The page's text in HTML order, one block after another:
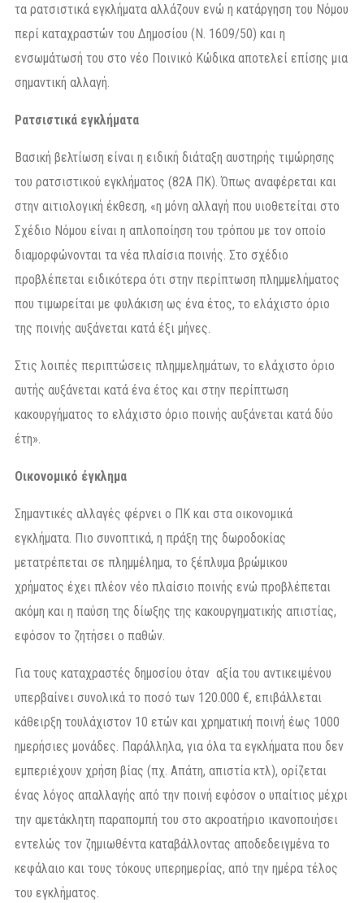
τα ρατσιστικά εγκλήματα αλλάζουν ενώ η κατάργηση του Νόμου
περί καταχραστών του Δημοσίου (Ν. 1609/50) και η
ενσωμάτωσή του στο νέο Ποινικό Κώδικα αποτελεί επίσης μια
σημαντική αλλαγή.
Ρατσιστικά εγκλήματα
Βασική βελτίωση είναι η ειδική διάταξη αυστηρής τιμώρησης
του ρατσιστικού εγκλήματος (82Α ΠΚ). Όπως αναφέρεται και
στην αιτιολογική έκθεση, «η μόνη αλλαγή που υιοθετείται στο
Σχέδιο Νόμου είναι η απλοποίηση του τρόπου με τον οποίο
διαμορφώνονται τα νέα πλαίσια ποινής. Στο σχέδιο
προβλέπεται ειδικότερα ότι στην περίπτωση πλημμελήματος
που τιμωρείται με φυλάκιση ως ένα έτος, το ελάχιστο όριο
της ποινής αυξάνεται κατά έξι μήνες.
Στις λοιπές περιπτώσεις πλημμελημάτων, το ελάχιστο όριο
αυτής αυξάνεται κατά ένα έτος και στην περίπτωση
κακουργήματος το ελάχιστο όριο ποινής αυξάνεται κατά δύο
έτη».
Οικονομικό έγκλημα
Σημαντικές αλλαγές φέρνει ο ΠΚ και στα οικονομικά
εγκλήματα. Πιο συνοπτικά, η πράξη της δωροδοκίας
μετατρέπεται σε πλημμέλημα, το ξέπλυμα βρώμικου
χρήματος έχει πλέον νέο πλαίσιο ποινής ενώ προβλέπεται
ακόμη και η παύση της δίωξης της κακουργηματικής απιστίας,
εφόσον το ζητήσει ο παθών.
Για τους καταχραστές δημοσίου όταν αξία του αντικειμένου
υπερβαίνει συνολικά το ποσό των 120.000 €, επιβάλλεται
κάθειρξη τουλάχιστον 10 ετών και χρηματική ποινή έως 1000
ημερήσιες μονάδες. Παράλληλα, για όλα τα εγκλήματα που δεν
εμπεριέχουν χρήση βίας (πχ. Απάτη, απιστία κτλ), ορίζεται
ένας λόγος απαλλαγής από την ποινή εφόσον ο υπαίτιος μέχρι
την αμετάκλητη παραπομπή του στο ακροατήριο ικανοποιήσει
εντελώς τον ζημιωθέντα καταβάλλοντας αποδεδειγμένα το
κεφάλαιο και τους τόκους υπερημερίας, από την ημέρα τέλος
του εγκλήματος.